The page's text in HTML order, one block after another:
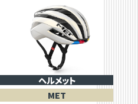
ヘルメット
MET